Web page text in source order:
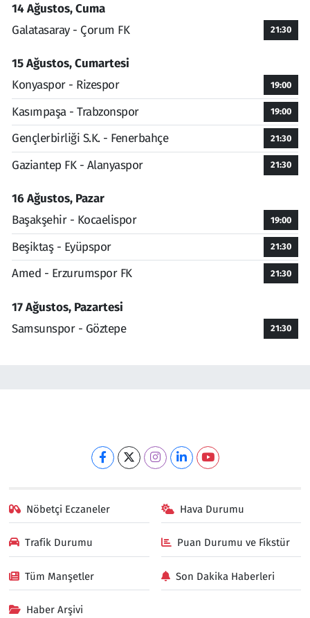
14 Ağustos, Cuma
Galatasaray - Çorum FK
21:30
15 Ağustos, Cumartesi
Konyaspor - Rizespor
19:00
Kasımpaşa - Trabzonspor 19:00
Gençlerbirliği S.K. - Fenerbahçe 21:30
Gaziantep FK - Alanyaspor 21:30
16 Ağustos, Pazar
Başakşehir - Kocaelispor
19:00
Beşiktaş - Eyüpspor 21:30
Amed - Erzurumspor FK 21:30
17 Ağustos, Pazartesi
Samsunspor - Göztepe
21:30
Nöbetçi Eczaneler Hava Durumu
Trafik Durumu Puan Durumu ve Fikstür
Tüm Manşetler Son Dakika Haberleri
Haber Arşivi